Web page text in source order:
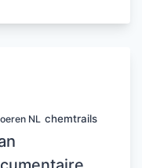
NL chemtrails